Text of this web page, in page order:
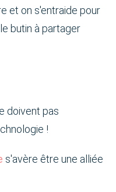
et on s'entraide pour
butin à partager
doivent pas
!
s'avère être une alliée